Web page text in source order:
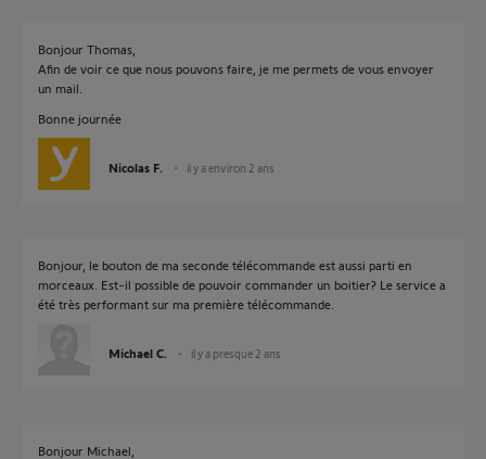
Bonjour Thomas,
Afin de voir ce que nous pouvons faire, je me permets de vous envoyer
un mail.
Bonne journée
Nicolas F. il y a environ 2 ans
Bonjour, le bouton de ma seconde télécommande est aussi parti en
morceaux. Est-il possible de pouvoir commander un boitier? Le service a
été très performant sur ma première télécommande.
Michael C. il y a presque 2 ans
Bonjour Michael,